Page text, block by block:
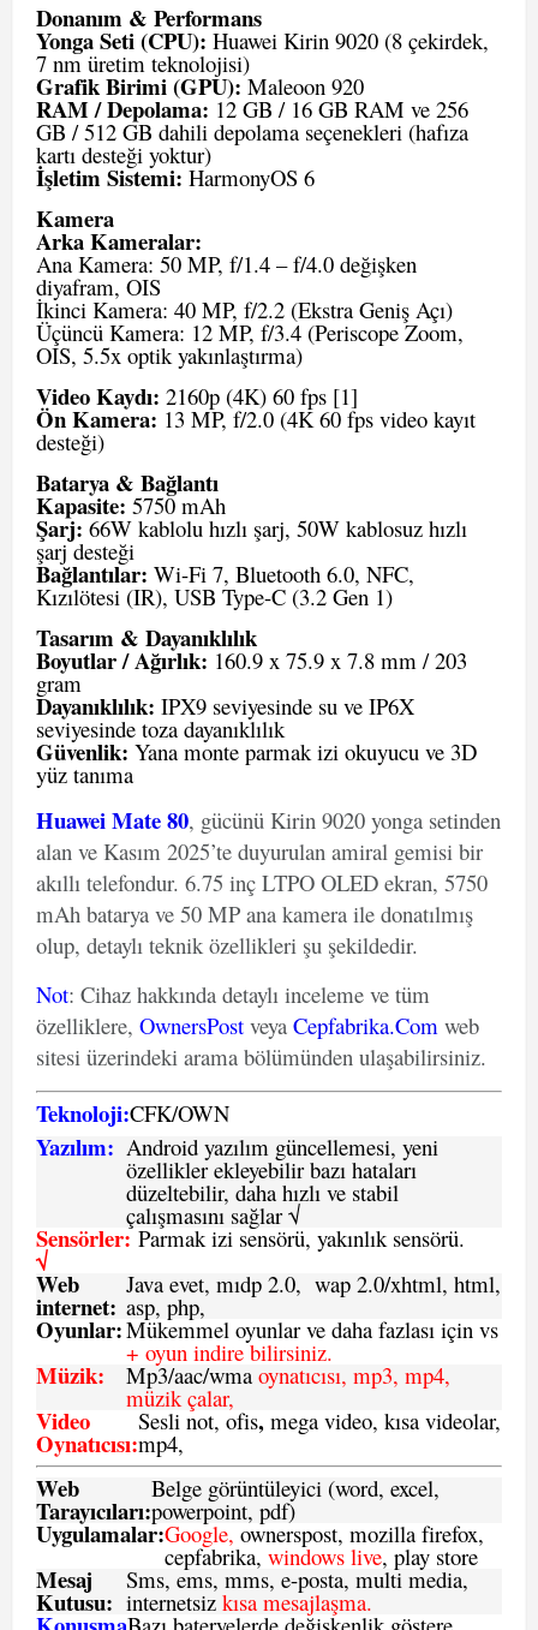
Donanım & Performans
Yonga Seti (CPU): Huawei Kirin 9020 (8 çekirdek,
7 nm üretim teknolojisi)
Grafik Birimi (GPU):Maleoon 920
RAM / Depolama: 12 GB / 16 GB RAM ve 256
GB / 512 GB dahili depolama seçenekleri (hafıza
kartı desteği yoktur)
İşletim Sistemi: HarmonyOS 6
Kamera
Arka Kameralar:
Ana Kamera: 50 MP, f/1.4 – f/4.0 değişken
diyafram, OIS
İkinci Kamera: 40 MP, f/2.2 (Ekstra Geniş Açı)
Üçüncü Kamera: 12 MP, f/3.4 (Periscope Zoom,
OIS, 5.5x optik yakınlaştırma)
Video Kaydı: 2160p (4K) 60 fps [1]
Ön Kamera: 13 MP, f/2.0 (4K 60 fps video kayıt
desteği)
Batarya & Bağlantı
Kapasite: 5750 mAh
Şarj: 66W kablolu hızlı şarj, 50W kablosuz hızlı
şarj desteği
Bağlantılar: Wi-Fi 7, Bluetooth 6.0, NFC,
Kızılötesi (IR), USB Type-C (3.2 Gen 1)
Tasarım & Dayanıklılık
Boyutlar / Ağırlık: 160.9 x 75.9 x 7.8 mm / 203
gram
Dayanıklılık: IPX9 seviyesinde su ve IP6X
seviyesinde toza dayanıklılık
Güvenlik: Yana monte parmak izi okuyucu ve 3D
yüz tanıma
Huawei Mate 80, gücünü Kirin 9020 yonga setinden
alan ve Kasım 2025’te duyurulan amiral gemisi bir
akıllı telefondur. 6.75 inç LTPO OLED ekran, 5750
mAh batarya ve 50 MP ana kamera ile donatılmış
olup, detaylı teknik özellikleri şu şekildedir.
Not: Cihaz hakkında detaylı inceleme ve tüm
özelliklere, OwnersPost veya Cepfabrika.Com web
sitesi üzerindeki arama bölümünden ulaşabilirsiniz.
Teknoloji:CFK/OWN
Yazılım: Android yazılım güncellemesi, yeni
özellikler ekleyebilir bazı hataları
düzeltebilir, daha hızlı ve stabil
çalışmasını sağlar √
Sensörler:
√
Parmak izi sensörü, yakınlık sensörü.
Web
internet:
Java evet, mıdp 2.0, wap 2.0/xhtml, html,
asp, php,
Oyunlar:Mükemmel oyunlar ve daha fazlası için vs
+ oyun indire bilirsiniz.
Müzik: Mp3/aac/wmaoynatıcısı, mp3, mp4,
müzik çalar,
Video
Oynatıcısı:
Sesli not, ofis, mega video, kısa videolar,
mp4,
Web
Tarayıcıları:
Belge görüntüleyici (word, excel,
powerpoint, pdf)
Uygulamalar:Google, ownerspost, mozilla firefox,
cepfabrika, windows live, play store
Mesaj
Kutusu:
Sms, ems, mms, e-posta, multi media,
internetsiz kısa mesajlaşma.